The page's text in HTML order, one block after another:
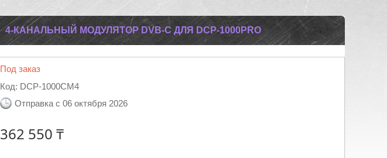
4-КАНАЛЬНЫЙ МОДУЛЯТОР DVB-C ДЛЯ DCP-1000PRO
Под заказ
Код: DCP-1000CM4
Отправка с 06 октября 2026
362 550 ₸